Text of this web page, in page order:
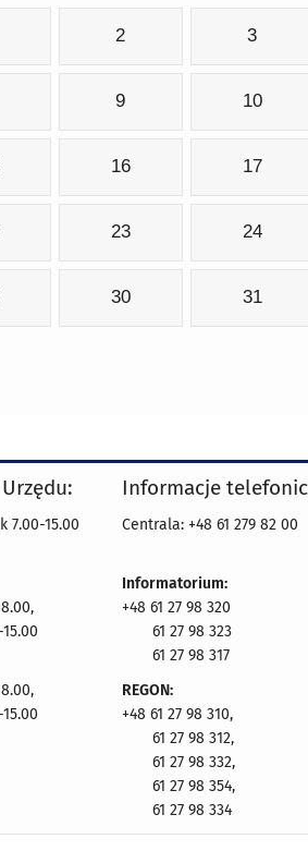
2 3
9 10
16 17
23 24
30 31
7.00-15.00
Informacje
Centrala: +48 61 279 82 00
Informatorium:
+48 61 27 98 320
61 27 98 323
61 27 98 317
REGON:
+48 61 27 98 310,
61 27 98 312,
61 27 98 332,
61 27 98 354,
61 27 98 334